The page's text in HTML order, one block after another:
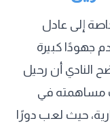
إلى عادل
جهودًا كبيرة
النادي أن رحيل
مساهمته في
حيث لعب دورًا